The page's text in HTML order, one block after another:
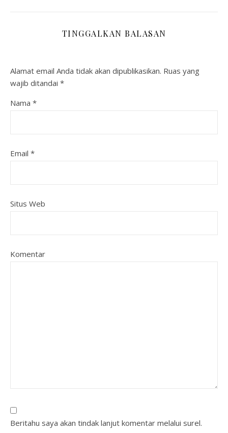
TINGGALKAN BALASAN
Alamat email Anda tidak akan dipublikasikan. Ruas yang
wajib ditandai *
Nama *
Email *
Situs Web
Komentar
Beritahu saya akan tindak lanjut komentar melalui surel.